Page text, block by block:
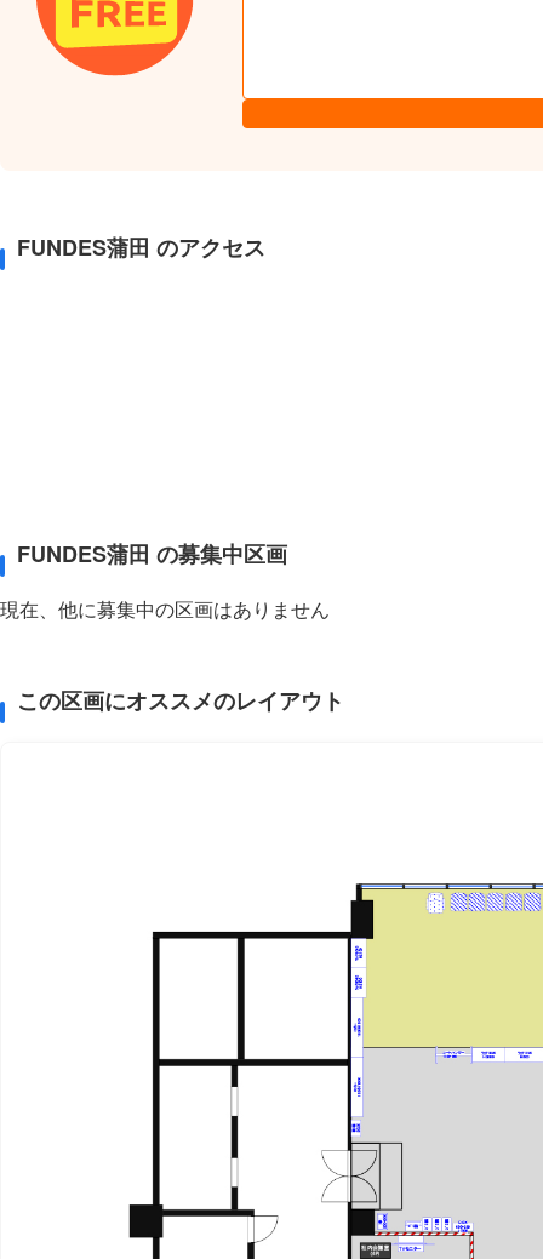
FUNDES蒲田 のアクセス
FUNDES蒲田 の募集中区画
現在、他に募集中の区画はありません
この区画にオススメのレイアウト